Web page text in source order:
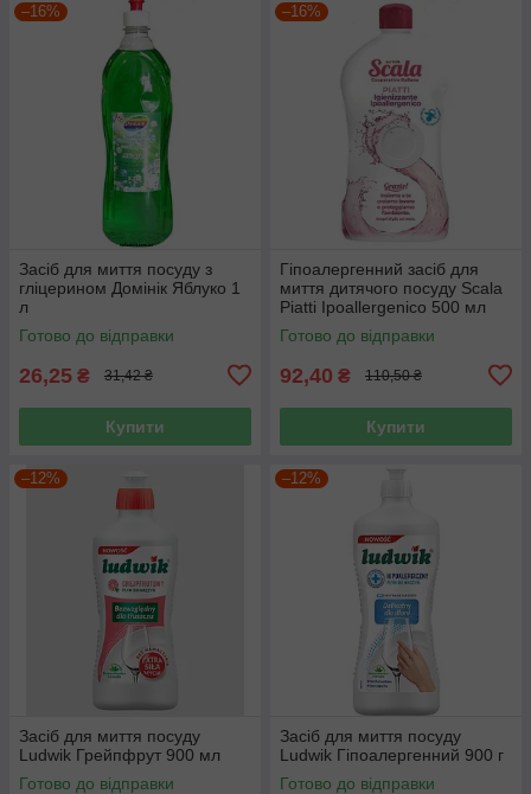
–16%
Засіб для миття посуду з
гліцерином Домінік Яблуко 1
л
Готово до відправки
26,25 ₴ 31,42 ₴
Купити
–16%
Гіпоалергенний засіб для
миття дитячого посуду Scala
Piatti Ipoallergenico 500 мл
Готово до відправки
92,40 ₴ 110,50 ₴
Купити
–12%
Засіб для миття посуду
Ludwik Грейпфрут 900 мл
Готово до відправки
–12%
Засіб для миття посуду
Ludwik Гіпоалергенний 900 г
Готово до відправки